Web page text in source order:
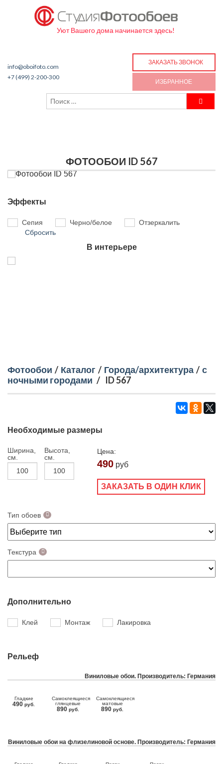
Уют Вашего дома начинается здесь!
info@oboifoto.com
+7 (499) 2-200-300
ЗАКАЗАТЬ ЗВОНОК
ИЗБРАННОЕ
ФОТООБОИ ID 567
Эффекты
Сепия Черно/белое
Отзеркалить
Сбросить
В интерьере
Фотообои / Каталог / Города/архитектура / с
ночными городами / ID 567
Необходимые размеры
Ширина,
см.
Высота,
см.
Цена:
490 руб
ЗАКАЗАТЬ В ОДИН КЛИК
Тип обоев
Текстура
Дополнительно
Клей Монтаж Лакировка
Рельеф
Виниловые обои. Производитель: Германия
Гладкие
490 руб.
Самоклеящиеся
глянцевые
890 руб.
Самоклеящиеся
матовые
890 руб.
Виниловые обои на флизелиновой основе. Производитель: Германия